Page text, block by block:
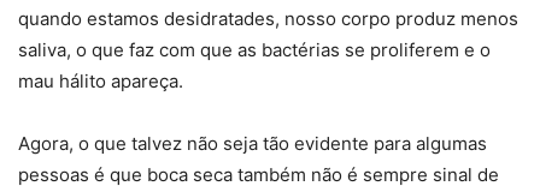
quando estamos desidratades, nosso corpo produz menos
saliva, o que faz com que as bactérias se proliferem e o
mau hálito apareça.
Agora, o que talvez não seja tão evidente para algumas
pessoas é que boca seca também não é sempre sinal de